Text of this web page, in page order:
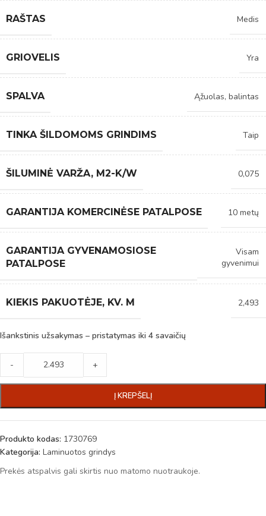
RAŠTAS Medis
GRIOVELIS Yra
SPALVA Ąžuolas, balintas
TINKA ŠILDOMOMS GRINDIMS Taip
ŠILUMINĖ VARŽA, M2-K/W 0,075
GARANTIJA KOMERCINĖSE PATALPOSE 10 metų
GARANTIJA GYVENAMOSIOSE
PATALPOSE
Visam
gyvenimui
KIEKIS PAKUOTĖJE, KV. M 2,493
Išankstinis užsakymas – pristatymas iki 4 savaičių
- +
Į KREPŠELĮ
Produkto kodas: 1730769
Kategorija: Laminuotos grindys
Prekės atspalvis gali skirtis nuo matomo nuotraukoje.